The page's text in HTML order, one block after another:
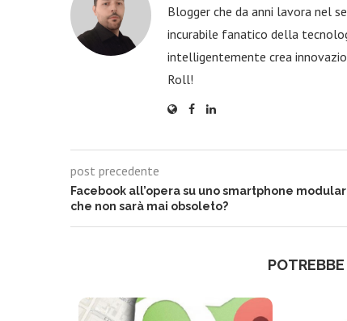
Blogger che da anni lavora nel
incurabile fanatico della
intelligentemente crea
Roll!
post precedente
Facebook all’opera su uno smartphone
che non sarà mai obsoleto?